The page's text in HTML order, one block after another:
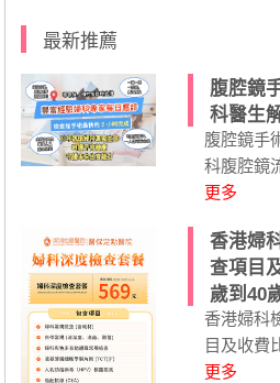
最新推薦
腹腔鏡
科醫生
腹腔鏡手
科腹腔鏡
更多
香港婦
查項目
歲到40
香港婦科
目及收費
更多